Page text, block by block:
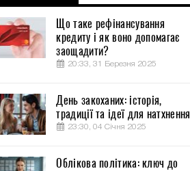
Що таке рефінансування
кредиту і як воно допомагає
заощадити?
20:33, 31 Березня 2025
День закоханих: історія,
традиції та ідеї для натхнення
23:30, 04 Січня 2025
Облікова політика: ключ до